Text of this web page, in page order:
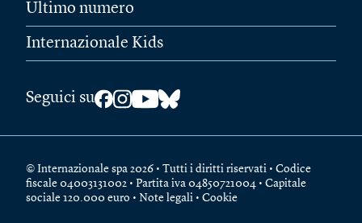
Ultimo numero
Internazionale Kids
Seguici su
© Internazionale spa 2026 • Tutti i diritti riservati • Codice
fiscale 04003131002 • Partita iva 04850721004 • Capitale
sociale 120.000 euro • Note legali • Cookie